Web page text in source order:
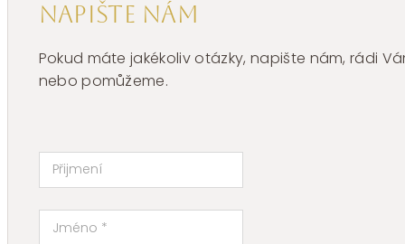
Napište nám
Pokud máte jakékoliv otázky, napište nám, rádi
nebo pomůžeme.